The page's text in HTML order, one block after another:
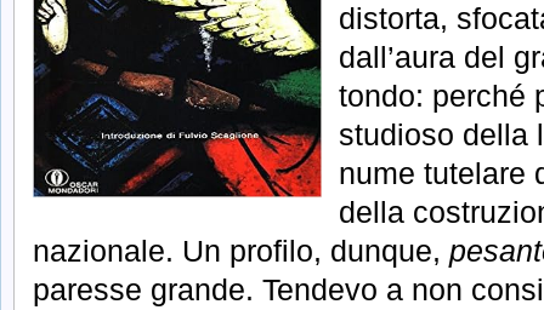
distorta,
dall’aura del
tondo: perché
studioso della
nume tutelare
della
nazionale. Un profilo, dunque,
paresse grande. Tendevo a non